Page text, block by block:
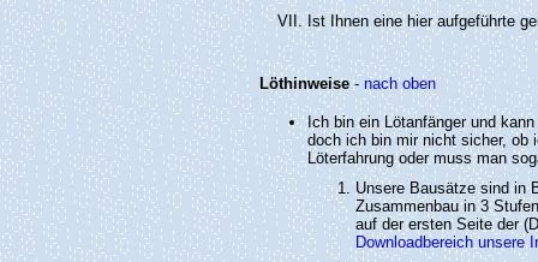
Ist Ihnen eine hier aufgeführte
Löthinweise - nach oben
Ich bin ein Lötanfänger und
doch ich bin mir nicht sicher, ob
Löterfahrung oder muss man
Unsere Bausätze sind in
Zusammenbau in 3
auf der ersten Seite der
Downloadbereich unsere